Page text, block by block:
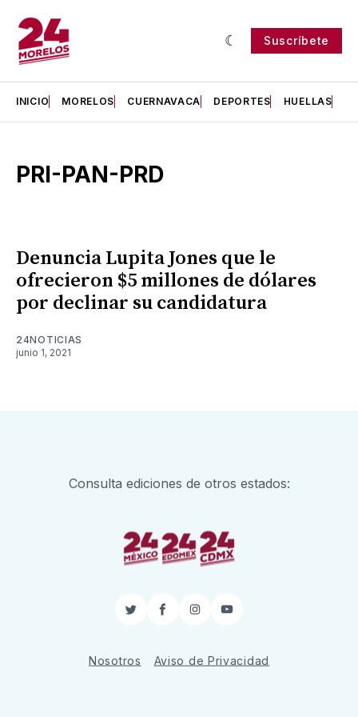
Suscríbete
INICIO MORELOS CUERNAVACA DEPORTES HUELLAS
PRI-PAN-PRD
Denuncia Lupita Jones que le
ofrecieron $5 millones de dólares
por declinar su candidatura
24NOTICIAS
junio 1, 2021
Consulta ediciones de otros estados:
TwitterFacebook
InstagramYouTube
Nosotros Aviso de Privacidad